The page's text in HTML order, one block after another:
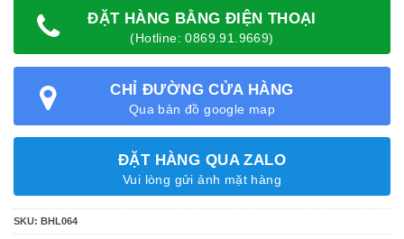
ĐẶT HÀNG BẰNG ĐIỆN THOẠI
(Hotline: 0869.91.9669)
CHỈ ĐƯỜNG CỬA HÀNG
Qua bản đồ google map
ĐẶT HÀNG QUA ZALO
Vui lòng gửi ảnh mặt hàng
SKU: BHL064